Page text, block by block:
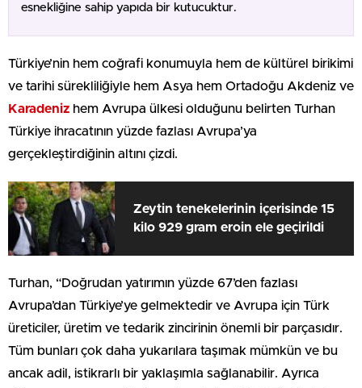
esnekliğine sahip yapıda bir kutucuktur.
Türkiye’nin hem coğrafi konumuyla hem de kültürel birikimi
ve tarihi sürekliliğiyle hem Asya hem Ortadoğu Akdeniz ve
Karadeniz hem Avrupa ülkesi olduğunu belirten Turhan
Türkiye ihracatının yüzde fazlası Avrupa’ya
gerçekleştirdiğinin altını çizdi.
Zeytin tenekelerinin içerisinde 15
kilo 929 gram eroin ele geçirildi
Turhan, “Doğrudan yatırımın yüzde 67’den fazlası
Avrupa’dan Türkiye’ye gelmektedir ve Avrupa için Türk
üreticiler, üretim ve tedarik zincirinin önemli bir parçasıdır.
Tüm bunları çok daha yukarılara taşımak mümkün ve bu
ancak adil, istikrarlı bir yaklaşımla sağlanabilir. Ayrıca